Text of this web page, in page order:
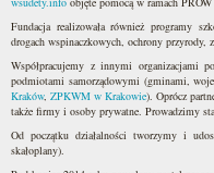
Fundacja realizowała również programy
drogach wspinaczkowych, ochrony przyrody,
Współpracujemy z innymi organizacjami
podmiotami samorządowymi (gminami,
Kraków,ZPKWM w Krakowie). Oprócz
także firmy i osoby prywatne. Prowadzimy
Od początku działalności tworzymy i
skałoplany).